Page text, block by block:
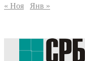
« Ноя
Янв »